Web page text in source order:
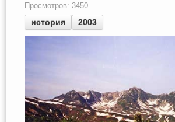
Просмотров: 3450
история 2003